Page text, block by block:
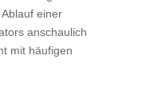
einer
anschaulich
mit häufigen